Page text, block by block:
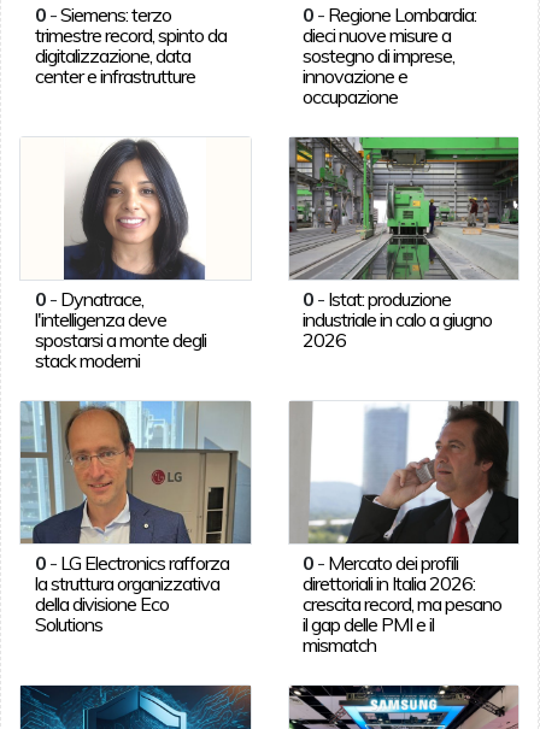
0-Siemens: terzo
trimestre record, spinto da
digitalizzazione, data
center e infrastrutture
0 - Regione Lombardia:
dieci nuove misure a
sostegno di imprese,
innovazione e
occupazione
0- Dynatrace,
l'intelligenza deve
spostarsi a monte degli
stack moderni
0 - Istat: produzione
industriale in calo a giugno
2026
0- LG Electronics rafforza
la struttura organizzativa
della divisione Eco
Solutions
0 - Mercato dei profili
direttoriali in Italia 2026:
crescita record, ma pesano
il gap delle PMI e il
mismatch